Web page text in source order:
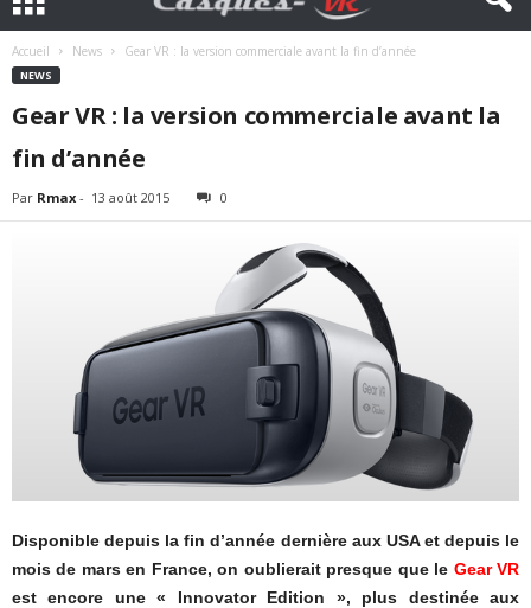
Accueil News Gear VR : la version commerciale avant la fin d’année
NEWS
Gear VR : la version commerciale avant la
fin d’année
Par Rmax - 13 août 2015 0
Disponible depuis la fin d’année dernière aux USA et depuis le
mois de mars en France, on oublierait presque que le Gear VR
est encore une « Innovator Edition », plus destinée aux